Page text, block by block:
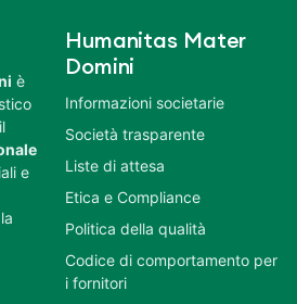
è
e
Humanitas Mater
Domini
Informazioni societarie
Società trasparente
Liste di attesa
Etica e Compliance
Politica della qualità
Codice di comportamento per
i fornitori